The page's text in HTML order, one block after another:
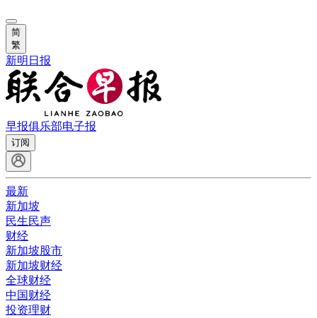
简
繁
新明日报
早报俱乐部电子报
订阅
最新
新加坡
民生民声
财经
新加坡股市
新加坡财经
全球财经
中国财经
投资理财